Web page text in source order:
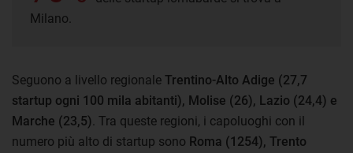
Milano.
Seguono a livello regionale Trentino-Alto Adige (27,7
startup ogni 100 mila abitanti), Molise (26), Lazio (24,4) e
Marche (23,5). Tra queste regioni, i capoluoghi con il
numero più alto di startup sono Roma (1254), Trento